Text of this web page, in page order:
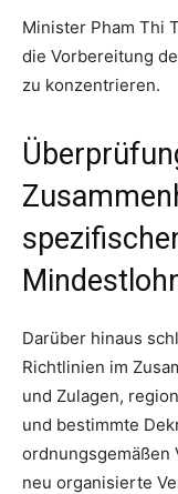
Minister Pham Thi
die Vorbereitung
zu konzentrieren.
Darüber hinaus
Richtlinien im
und Zulagen,
und bestimmte
ordnungsgemäßen
neu organisierte